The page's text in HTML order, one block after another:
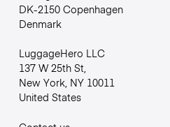
DK-2150 Copenhagen
Denmark
LuggageHero LLC
137 W 25th St,
New York, NY 10011
United States